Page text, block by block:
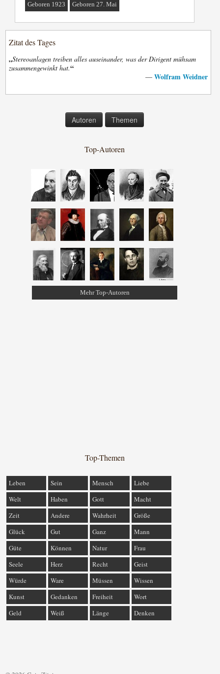
Geboren 1923 Geboren 27. Mai
Zitat des Tages
„Stereoanlagen treiben alles auseinander, was der Dirigent mühsam
zusammengewinkt hat.“
— Wolfram Weidner
Autoren Themen
Top-Autoren
Mehr Top-Autoren
Top-Themen
Leben Sein Mensch
Liebe
Welt
Haben Gott
Macht
Zeit
Andere Wahrheit
Größe
Glück
Gut Ganz
Mann
Güte
Können Natur
Frau
Seele
Herz Recht
Geist
Würde
Ware Müssen
Wissen
Kunst
Gedanken Freiheit
Wort
Geld
Weiß Länge Denken